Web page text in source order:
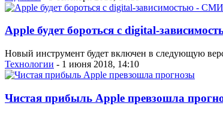
Apple будет бороться с digital-
Новый инструмент будет включен в следующую
Технологии - 1 июня 2018, 14:10
Чистая прибыль Apple превзошла